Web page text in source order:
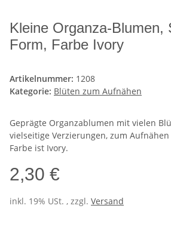
Kleine Organza-Blumen,
Form, Farbe Ivory
Artikelnummer: 1208
Kategorie: Blüten zum Aufnähen
Geprägte Organzablumen mit vielen
vielseitige Verzierungen, zum
Farbe ist Ivory.
2,30 €
inkl. 19% USt. , zzgl. Versand